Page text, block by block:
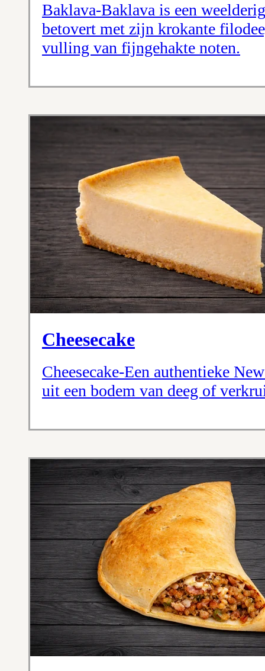
Baklava-Baklava is een
betovert met zijn krokante
vulling van fijngehakte noten.
Cheesecake
Cheesecake-Een authentieke
uit een bodem van deeg of